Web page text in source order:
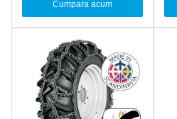
Cumpara acum